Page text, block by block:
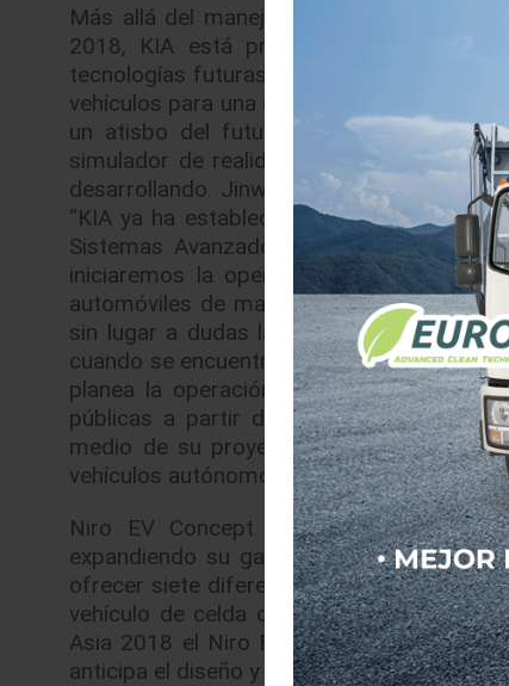
Más allá del manejo autónomo: El tema
2018, KIA está presentando una
tecnologías futuras con las existentes. En
vehículos para una conectividad mejorada
un atisbo del futuro que incluso va
simulador de realidad virtual, pueden
desarrollando. Jinwoo Lee, responsable
“KIA ya ha establecido las bases para el
Sistemas Avanzados de Asistencia
iniciaremos la operación a gran escala
automóviles de manejo autónomo en el
sin lugar a dudas la experiencia de
cuando se encuentren en su vehículo y,
planea la operación a gran escala de
públicas a partir de 2019,
medio de su proyecto piloto Smart City,
vehículos autónomos Nivel 4 en las
Niro EV Concept anticipa la
expandiendo su gama de vehículos
ofrecer siete diferentes vehículos más,
vehículo de celda de combustible
Asia 2018 el Niro EV Concept,
anticipa el diseño y tren motriz de KIA Niro